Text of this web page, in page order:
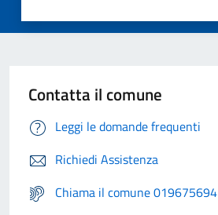
Contatta il comune
Leggi le domande frequenti
Richiedi Assistenza
Chiama il comune 019675694